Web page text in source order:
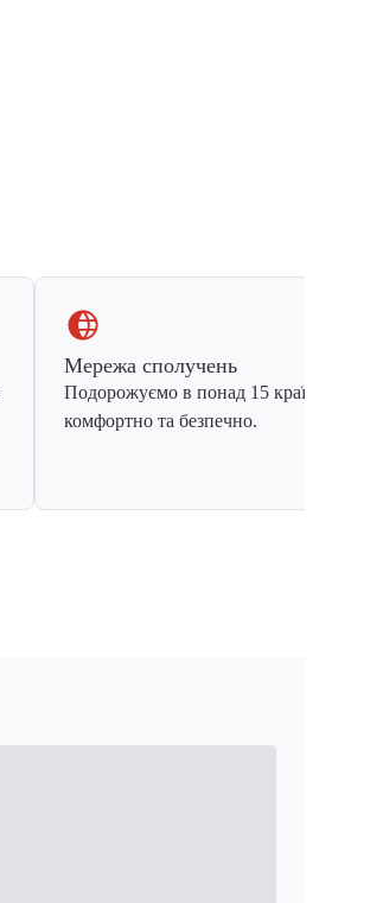
Мережа сполучень
Подорожуємо в понад 15 країн Європи
комфортно та безпечно.